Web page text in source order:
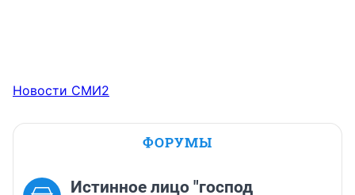
Новости СМИ2
ФОРУМЫ
Истинное лицо "господ